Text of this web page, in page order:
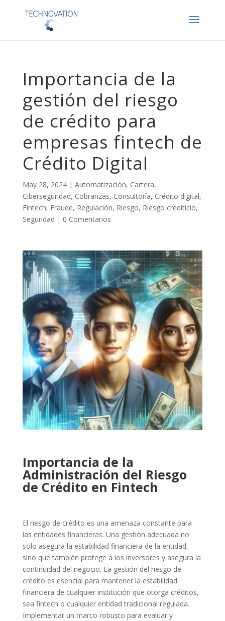
Importancia de la
gestión del riesgo
de crédito para
empresas fintech de
Crédito Digital
May 28, 2024| Automatización, Cartera,
Ciberseguridad, Cobranzas, Consultoría, Crédito digital,
Fintech, Fraude, Regulación, Riesgo, Riesgo crediticio,
Seguridad | 0 Comentarios
Importancia de la
Administración del Riesgo
de Crédito en Fintech
El riesgo de crédito es una amenaza constante para
las entidades financieras. Una gestión adecuada no
solo asegura la estabilidad financiera de la entidad,
sino que también protege a los inversores y asegura la
continuidad del negocio. La gestión del riesgo de
crédito es esencial para mantener la estabilidad
financiera de cualquier institución que otorga créditos,
sea fintech o cualquier entidad tradicional regulada.
Implementar un marco robusto para evaluar y